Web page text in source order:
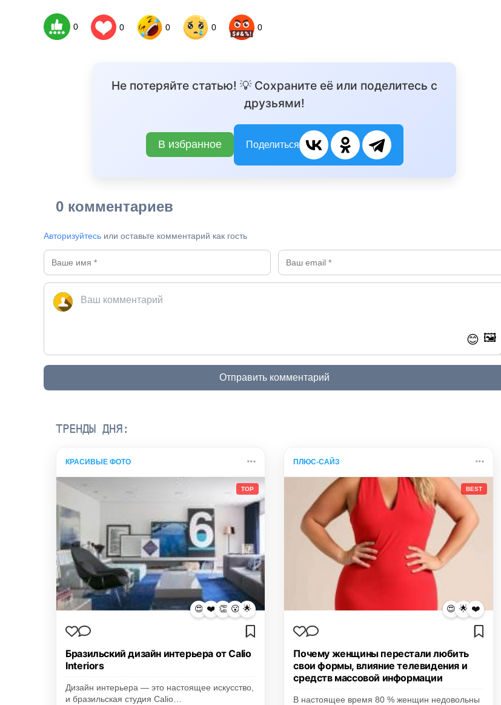
0 0 0 0 0
Не потеряйте статью! 💡 Сохраните её или поделитесь с
друзьями!
В избранное Поделиться
0 комментариев
Авторизуйтесь или оставьте комментарий как гость
😊 🖼️
Отправить комментарий
ТРЕНДЫ ДНЯ:
КРАСИВЫЕ ФОТО
TOP
😍 ❤️ 👏 😮 🌟
Бразильский дизайн интерьера от Calio
Interiors
Дизайн интерьера — это настоящее искусство,
и бразильская студия Calio…
ПЛЮС-САЙЗ
BEST
😍 🌟 ❤️
Почему женщины перестали любить
свои формы, влияние телевидения и
средств массовой информации
В настоящее время 80 % женщин недовольны